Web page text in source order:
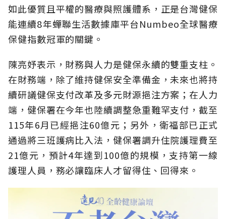
如此優質且平權的醫療與照護體系，正是台灣健保
能連續8年蟬聯生活數據庫平台Numbeo全球醫療
保健指數冠軍的關鍵。
陳亮妤表示，財務與人力是健保永續的雙重支柱。
在財務端，除了維持健保安全準備金，未來也將持
續研議健保支付改革及多元財源挹注方案；在人力
端，健保署在今年也陸續調整急重難罕支付，截至
115年6月已經挹注60億元；另外，衛福部已正式
通過將三班護病比入法，健保署調升住院護理費至
21億元，預計4年達到100億的規模，支持第一線
護理人員，務必讓臨床人才留得住、回得來。